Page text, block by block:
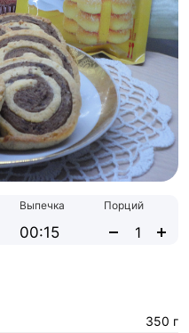
Выпечка
00:15
Порций
350 г